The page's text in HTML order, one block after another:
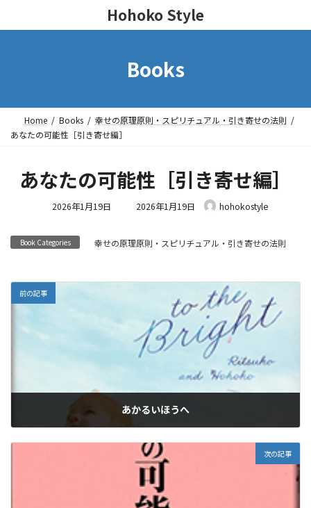
Hohoko Style
Books
Home Books
幸せの原理原則・スピリチュアル・引き寄せの法則
あなたの可能性［引き寄せ編］
あなたの可能性［引き寄せ編］
2026年1月19日
最
新
2026年1月19日 hohokostyle
Book Categories 幸せの原理原則・スピリチュアル・引き寄せの法則
前の記事
あかるいほうへ
次の記事